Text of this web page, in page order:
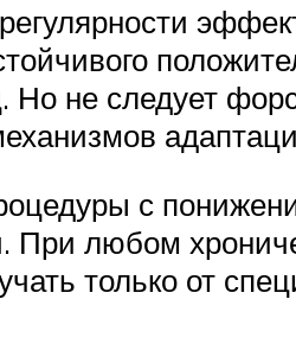
не следует
с
При любом
только от